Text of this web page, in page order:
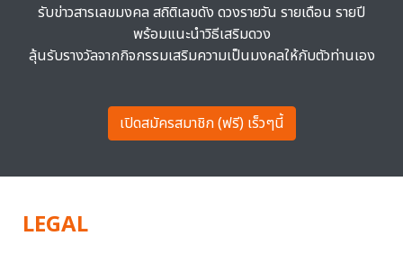
รับข่าวสารเลขมงคล สถิติเลขดัง ดวงรายวัน รายเดือน รายปี
พร้อมแนะนำวิธีเสริมดวง
ลุ้นรับรางวัลจากกิจกรรมเสริมความเป็นมงคลให้กับตัวท่านเอง
เปิดสมัครสมาชิก (ฟรี) เร็วๆนี้
LEGAL